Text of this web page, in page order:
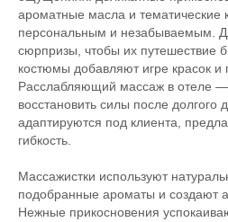
ароматные масла и тематические
персональным и незабываемым.
сюрпризы, чтобы их путешествие
костюмы добавляют игре красок и
Расслабляющий массаж в отеле
восстановить силы после
адаптируются под клиента,
гибкость.
Массажистки используют
подобранные ароматы и создают
Нежные прикосновения